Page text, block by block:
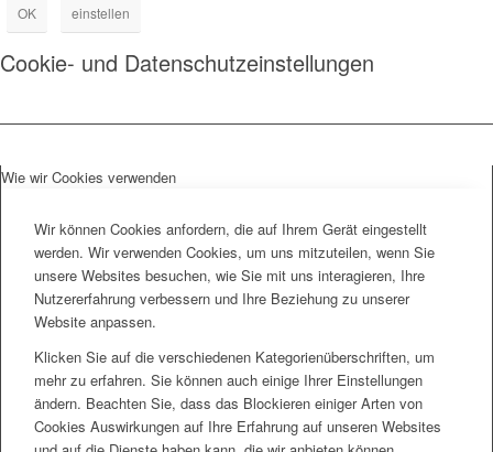
OK einstellen
Cookie- und Datenschutzeinstellungen
Wie wir Cookies verwenden
Wir können Cookies anfordern, die auf Ihrem Gerät eingestellt
werden. Wir verwenden Cookies, um uns mitzuteilen, wenn Sie
unsere Websites besuchen, wie Sie mit uns interagieren, Ihre
Nutzererfahrung verbessern und Ihre Beziehung zu unserer
Website anpassen.
Klicken Sie auf die verschiedenen Kategorienüberschriften, um
mehr zu erfahren. Sie können auch einige Ihrer Einstellungen
ändern. Beachten Sie, dass das Blockieren einiger Arten von
Cookies Auswirkungen auf Ihre Erfahrung auf unseren Websites